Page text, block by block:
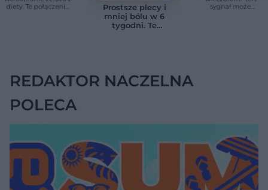
diety. Te połączenia
Prostsze plecy i
mniej bólu w 6
tygodni. Te
sygnał może
REDAKTOR NACZELNA
POLECA